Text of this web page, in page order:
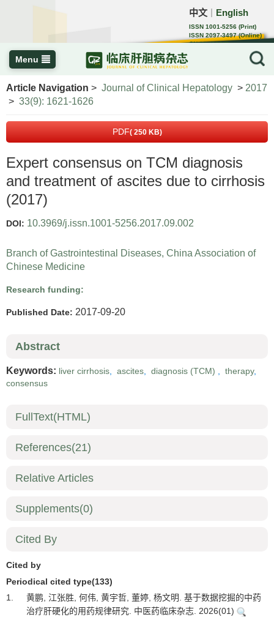
中文 English
ISSN 1001-5256 (Print)
ISSN 2097-3497 (Online)
CN 22-1108/R
Menu
Article Navigation > Journal of Clinical Hepatology > 2017
> 33(9): 1621-1626
PDF( 250 KB)
Expert consensus on TCM diagnosis
and treatment of ascites due to cirrhosis
(2017)
DOI: 10.3969/j.issn.1001-5256.2017.09.002
Branch of Gastrointestinal Diseases, China Association of
Chinese Medicine
Research funding:
Published Date: 2017-09-20
Abstract
Keywords: liver cirrhosis, ascites, diagnosis (TCM) , therapy,
consensus
FullText(HTML)
References(21)
Relative Articles
Supplements(0)
Cited By
Cited by
Periodical cited type(133)
1.
黄鹏, 江张胜, 何伟, 黄宇哲, 董婷, 杨文明. 基于数据挖掘的中药
治疗肝硬化的用药规律研究. 中医药临床杂志. 2026(01)